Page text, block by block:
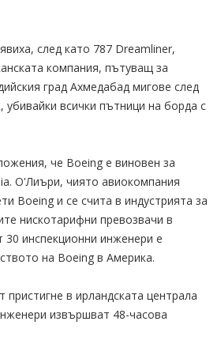
след като 787 Dreamliner,
компания, пътуващ за
град Ахмедабад мигове след
убивайки всички пътници на борда с
че Boeing е виновен за
О'Лиъри, чиято авиокомпания
Boeing и се счита в индустрията за
нискотарифни превозвачи в
30 инспекционни инженери е
на Boeing в Америка.
в ирландската централа
извършват 48-часова